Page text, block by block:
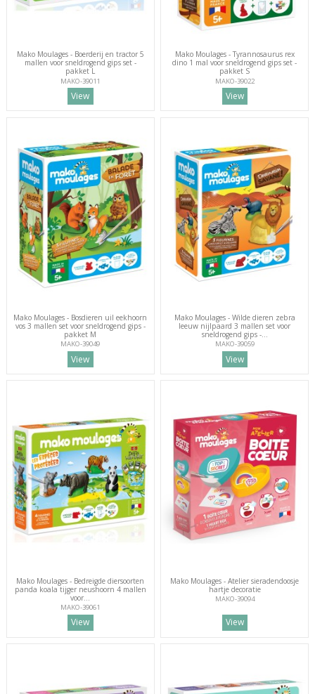
Mako Moulages - Boerderij en tractor 5
mallen voor sneldrogend gips set -
pakket L
MAKO-39011
View
Mako Moulages - Tyrannosaurus rex
dino 1 mal voor sneldrogend gips set -
pakket S
MAKO-39022
View
Mako Moulages - Bosdieren uil eekhoorn
vos 3 mallen set voor sneldrogend gips -
pakket M
MAKO-39049
View
Mako Moulages - Wilde dieren zebra
leeuw nijlpaard 3 mallen set voor
sneldrogend gips -...
MAKO-39059
View
Mako Moulages - Bedreigde diersoorten
panda koala tijger neushoorn 4 mallen
voor...
MAKO-39061
View
Mako Moulages - Atelier sieradendoosje
hartje decoratie
MAKO-39094
View